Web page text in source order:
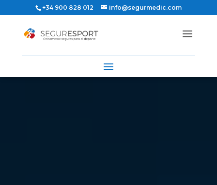
+34 900 828 012 info@segurmedic.com